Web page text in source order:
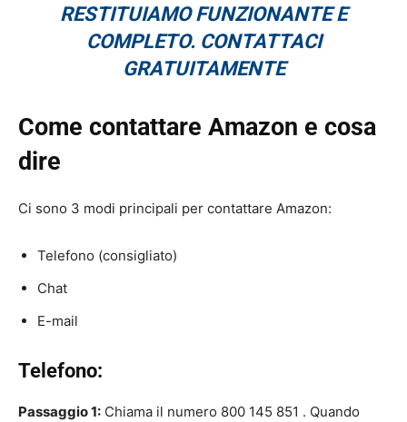
RESTITUIAMO FUNZIONANTE E
COMPLETO. CONTATTACI
GRATUITAMENTE
Come contattare Amazon e cosa
dire
Ci sono 3 modi principali per contattare Amazon:
Telefono (consigliato)
Chat
E-mail
Telefono:
Passaggio 1: Chiama il numero 800 145 851 . Quando